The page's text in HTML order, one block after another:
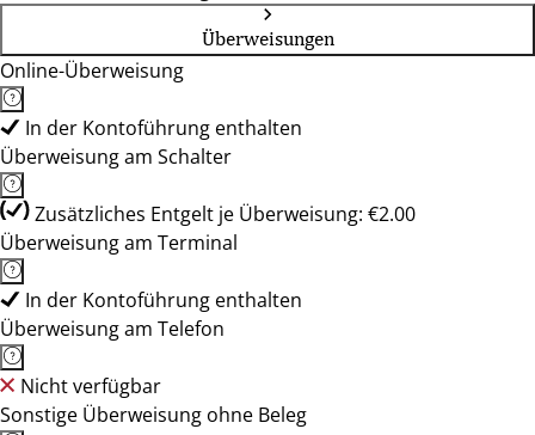
Überweisungen
Online-Überweisung
In der Kontoführung enthalten
Überweisung am Schalter
Zusätzliches Entgelt je Überweisung: €2.00
Überweisung am Terminal
In der Kontoführung enthalten
Überweisung am Telefon
Nicht verfügbar
Sonstige Überweisung ohne Beleg